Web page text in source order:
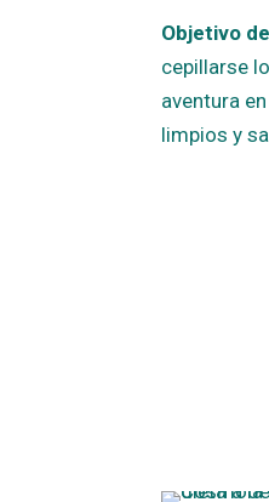
Objetivo
cepillarse
aventura
limpios y